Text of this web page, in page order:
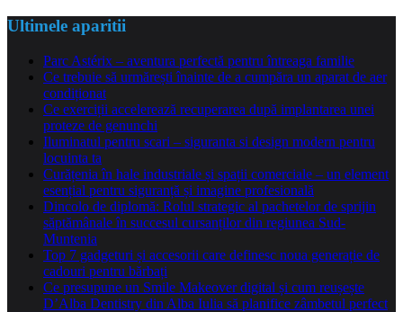
Ultimele aparitii
Parc Astérix – aventura perfectă pentru întreaga familie
Ce trebuie să urmărești înainte de a cumpăra un aparat de aer
condiționat
Ce exerciții accelerează recuperarea după implantarea unei
proteze de genunchi
Iluminatul pentru scari – siguranta si design modern pentru
locuinta ta
Curățenia în hale industriale și spații comerciale – un element
esențial pentru siguranță și imagine profesională
Dincolo de diplomă: Rolul strategic al pachetelor de sprijin
săptămânale în succesul cursanților din regiunea Sud-
Muntenia
Top 7 gadgeturi și accesorii care definesc noua generație de
cadouri pentru bărbați
Ce presupune un Smile Makeover digital și cum reușește
D’Alba Dentistry din Alba Iulia să planifice zâmbetul perfect